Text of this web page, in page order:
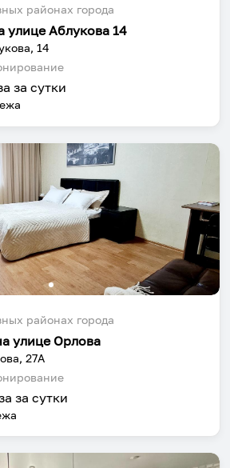
районах города
Аблукова 14
14
за сутки
районах города
улице Орлова
27А
за сутки